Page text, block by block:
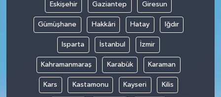
Eskişehir Gaziantep Giresun
Gümüşhane Hakkâri Hatay Iğdır
Isparta İstanbul İzmir
Kahramanmaraş Karabük Karaman
Kars Kastamonu Kayseri Kilis